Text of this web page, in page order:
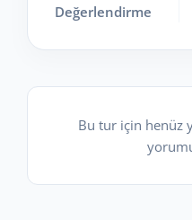
Değerlendirme
Bu tur için henüz